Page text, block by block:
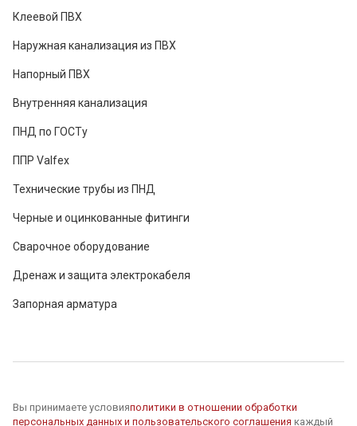
Клеевой ПВХ
Наружная канализация из ПВХ
Напорный ПВХ
Внутренняя канализация
ПНД по ГОСТу
ППР Valfex
Технические трубы из ПНД
Черные и оцинкованные фитинги
Сварочное оборудование
Дренаж и защита электрокабеля
Запорная арматура
Вы принимаете условияполитики в отношении обработки
персональных данных и пользовательского соглашения каждый